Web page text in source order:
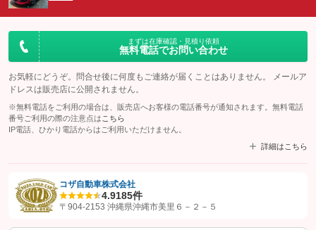
まずは在庫確認・見積り依頼
無料電話でお問い合わせ
お気軽にどうぞ。問合せ後に何度もご連絡が届くことはありません。 メールア
ドレスは販売店に公開されません。
※無料電話をご利用の場合は、販売店へお客様の電話番号が通知されます。無料電話
番号ご利用の際の注意点は こちら
IP電話、ひかり電話からはご利用いただけません。
詳細はこちら
【STEP1】認証画面でグーネットを友だち追加してから「許可する」ボタンを押
コザ自動車株式会社
4.9185件
〒904-2153 沖縄県沖縄市美里６－２－５